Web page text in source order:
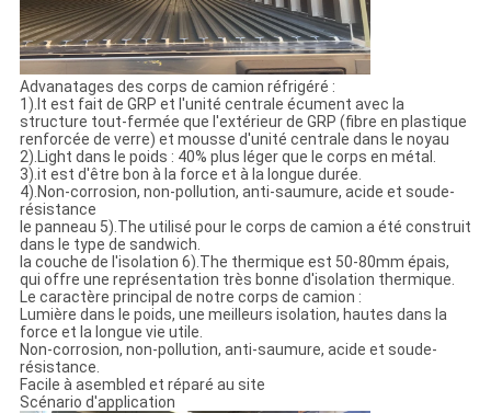
Advanatages des corps de camion réfrigéré :
1).It est fait de GRP et l'unité centrale écument avec la
structure tout-fermée que l'extérieur de GRP (fibre en plastique
renforcée de verre) et mousse d'unité centrale dans le noyau
2).Light dans le poids : 40% plus léger que le corps en métal.
3).it est d'être bon à la force et à la longue durée.
4).Non-corrosion, non-pollution, anti-saumure, acide et soude-
résistance
le panneau 5).The utilisé pour le corps de camion a été construit
dans le type de sandwich.
la couche de l'isolation 6).The thermique est 50-80mm épais,
qui offre une représentation très bonne d'isolation thermique.
Le caractère principal de notre corps de camion :
Lumière dans le poids, une meilleurs isolation, hautes dans la
force et la longue vie utile.
Non-corrosion, non-pollution, anti-saumure, acide et soude-
résistance.
Facile à asembled et réparé au site
Scénario d'application